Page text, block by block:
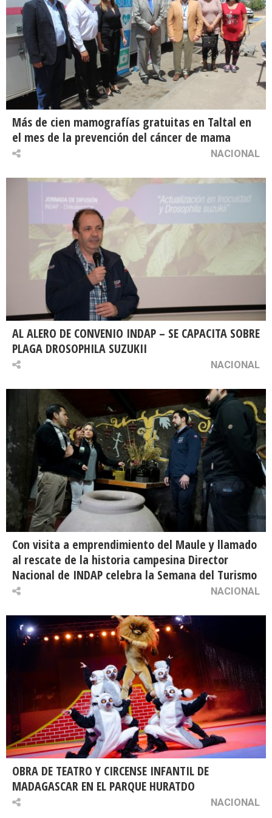
Más de cien mamografías gratuitas en Taltal en
el mes de la prevención del cáncer de mama
NACIONAL
AL ALERO DE CONVENIO INDAP – SE CAPACITA SOBRE
PLAGA DROSOPHILA SUZUKII
NACIONAL
Con visita a emprendimiento del Maule y llamado
al rescate de la historia campesina Director
Nacional de INDAP celebra la Semana del Turismo
NACIONAL
OBRA DE TEATRO Y CIRCENSE INFANTIL DE
MADAGASCAR EN EL PARQUE HURATDO
NACIONAL